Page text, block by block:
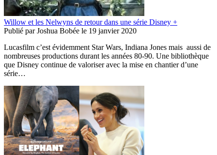
Willow et les Nelwyns de retour dans une série Disney +
Publié parJoshua Bobée le 19 janvier 2020
Lucasfilm c’est évidemment Star Wars, Indiana Jones mais aussi de
nombreuses productions durant les années 80-90. Une bibliothèque
que Disney continue de valoriser avec la mise en chantier d’une
série…